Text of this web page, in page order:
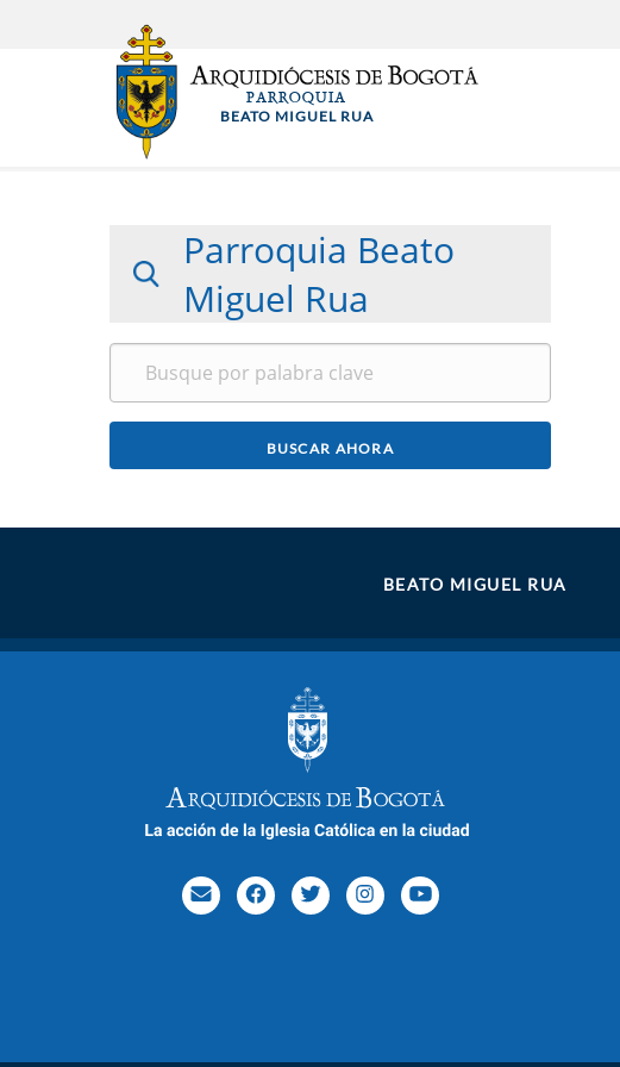
PARROQUIA
BEATO MIGUEL RUA
Parroquia Beato
Miguel Rua
BEATO MIGUEL RUA